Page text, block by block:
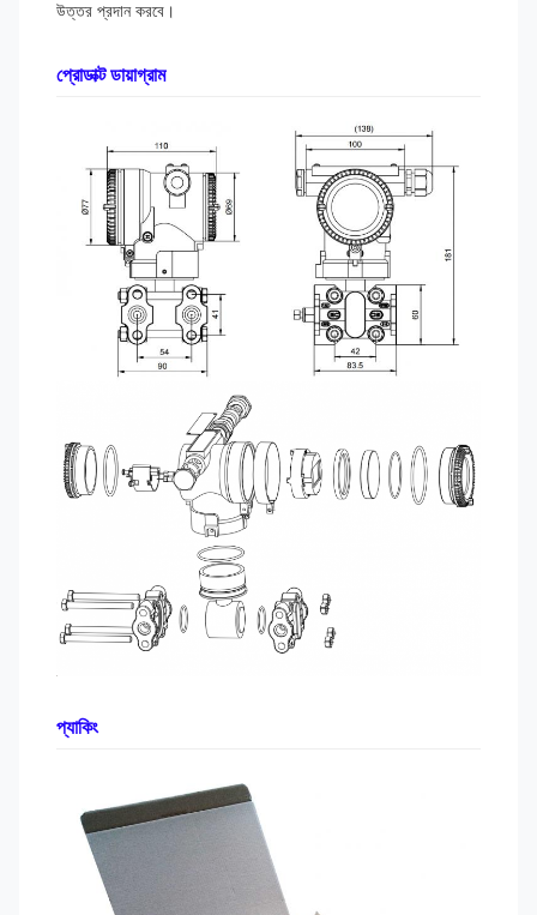
উত্তর প্রদান করবে।
প্রোডাক্ট ডায়াগ্রাম
প্যাকিং